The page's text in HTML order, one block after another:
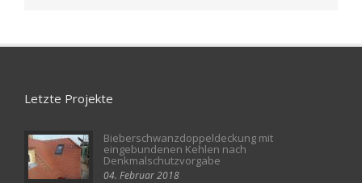
Letzte Projekte
Bieberschwanzdoppeldeckung mit
eingebundenen Kehlen nach
Denkmalschutzvorgabe
04. Februar 2018